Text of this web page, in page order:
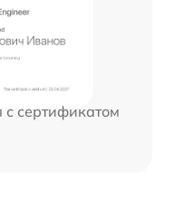
сертификатом